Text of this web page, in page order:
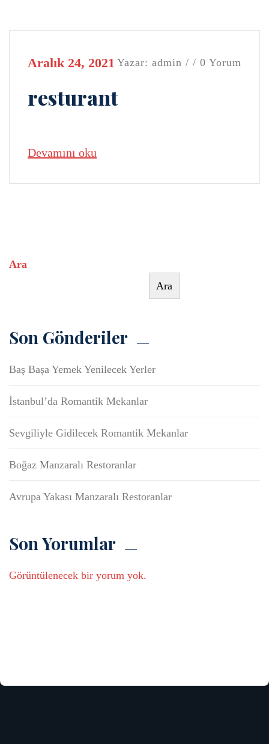
Aralık 24, 2021 Yazar: admin / / 0 Yorum
resturant
Devamını oku
Ara
Ara
Son Gönderiler
Baş Başa Yemek Yenilecek Yerler
İstanbul’da Romantik Mekanlar
Sevgiliyle Gidilecek Romantik Mekanlar
Boğaz Manzaralı Restoranlar
Avrupa Yakası Manzaralı Restoranlar
Son Yorumlar
Görüntülenecek bir yorum yok.